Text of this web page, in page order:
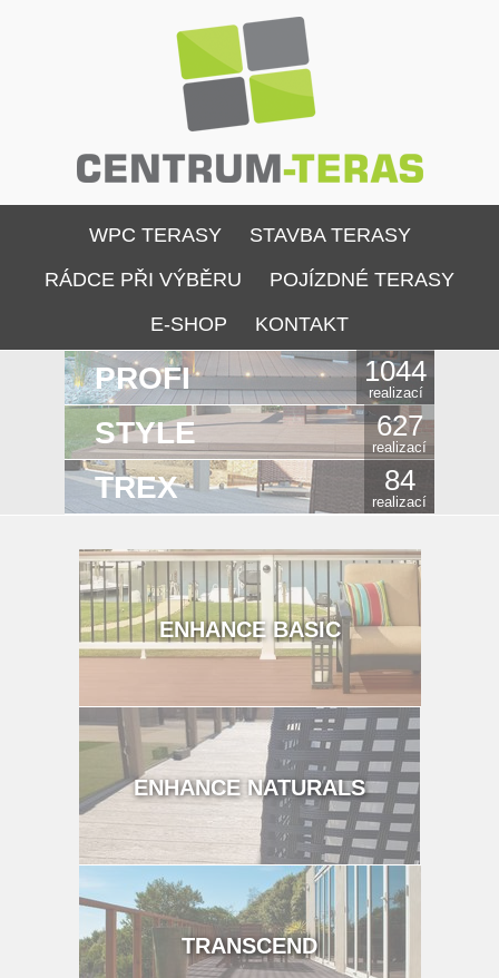
WPC TERASY
STAVBA TERASY
RÁDCE PŘI VÝBĚRU
POJÍZDNÉ TERASY
E-SHOP
KONTAKT
PROFI 1044
realizací
STYLE 627
realizací
TREX 84
realizací
ENHANCE BASIC
ENHANCE NATURALS
TRANSCEND